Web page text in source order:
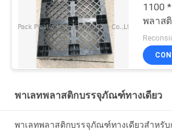
1100
พลาส
เดียว
พาเลทพลาสติกบรรจุภัณฑ์ทางเดียว
พาเลทพลาสติกบรรจุภัณฑ์ทางเดียวสำหรับ